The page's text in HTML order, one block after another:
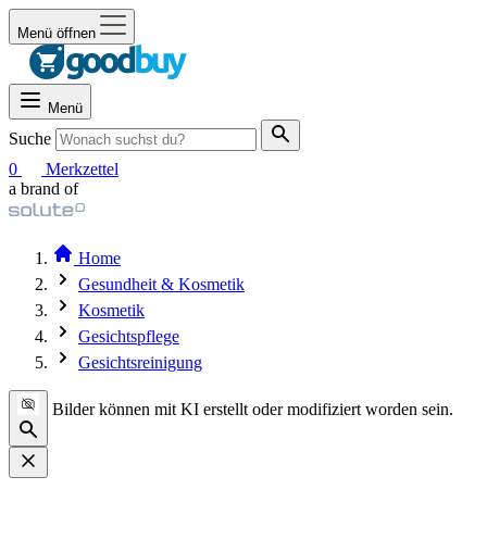
Menü öffnen
Menü
Suche
0
Merkzettel
a brand of
Home
Gesundheit & Kosmetik
Kosmetik
Gesichtspflege
Gesichtsreinigung
Bilder können mit KI erstellt oder modifiziert worden sein.